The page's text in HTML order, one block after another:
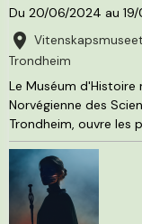
Du 20/06/2024 au
Trondheim
Le Muséum d'Histoire
Norvégienne des
Trondheim, ouvre les